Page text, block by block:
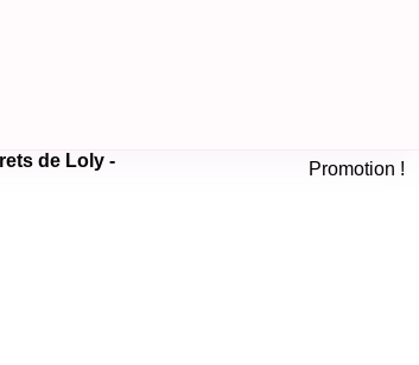
de Loly - Promotion !